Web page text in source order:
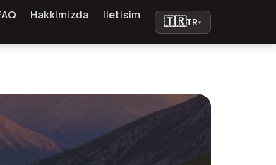
Hakkimizda Iletisim 🇹🇷TR▾